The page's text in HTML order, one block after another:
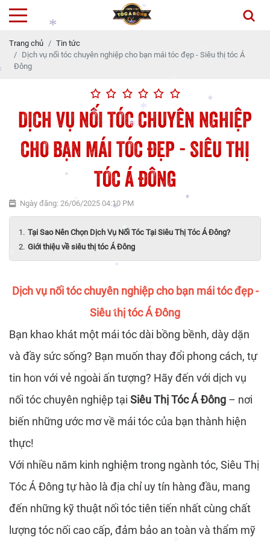
*
*
*
*
*
*
*
*
*
*
*
*
*
*
*
* *
Trang chủ
Tin tức
Dịch vụ nối tóc chuyên nghiệp cho bạn mái tóc đẹp - Siêu thị tóc Á
Đông
DỊCH VỤ NỐI TÓC CHUYÊN NGHIỆP
CHO BẠN MÁI TÓC ĐẸP - SIÊU THỊ
TÓC Á ĐÔNG
Ngày đăng: 26/06/2025 04:10 PM
Tại Sao Nên Chọn Dịch Vụ Nối Tóc Tại Siêu Thị Tóc Á Đông?
Giới thiệu về siêu thị tóc Á Đông
Dịch vụ nối tóc chuyên nghiệp cho bạn mái tóc đẹp -
Siêu thị tóc Á Đông
Bạn khao khát một mái tóc dài bồng bềnh, dày dặn
và đầy sức sống? Bạn muốn thay đổi phong cách, tự
tin hơn với vẻ ngoài ấn tượng? Hãy đến với dịch vụ
nối tóc chuyên nghiệp tại Siêu Thị Tóc Á Đông – nơi
biến những ước mơ về mái tóc của bạn thành hiện
thực!
Với nhiều năm kinh nghiệm trong ngành tóc, Siêu Thị
Tóc Á Đông tự hào là địa chỉ uy tín hàng đầu, mang
đến những kỹ thuật nối tóc tiên tiến nhất cùng chất
lượng tóc nối cao cấp, đảm bảo an toàn và thẩm mỹ